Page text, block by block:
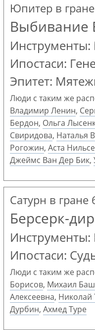
Юпитер в
Выбивание
Ипостаси:
Эпитет:
Люди с таким же
Владимир Ленин,
Бердон, Ольга
Свиридова, Наталья
Рогожин, Аста
Джеймс Ван Дер Бик,
Сатурн в гране
Берсерк-
Ипостаси:
Люди с таким же
Борисов, Михаил
Алексеевна,
Дурбин, Ахмед Туре